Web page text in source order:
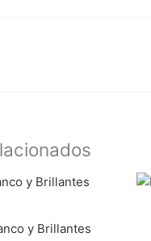
y Brillantes